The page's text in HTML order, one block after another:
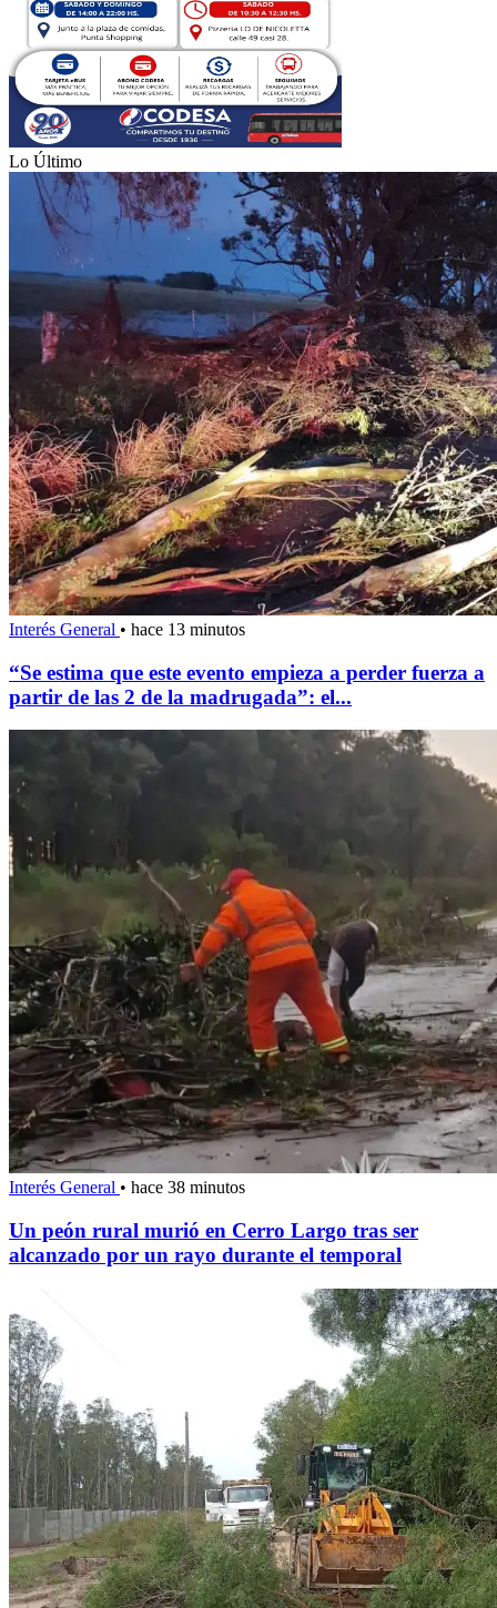
Lo Último
Interés General • hace 13 minutos
“Se estima que este evento empieza a perder fuerza a
partir de las 2 de la madrugada”: el...
Interés General • hace 38 minutos
Un peón rural murió en Cerro Largo tras ser
alcanzado por un rayo durante el temporal